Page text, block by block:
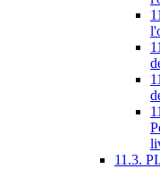
11.3.